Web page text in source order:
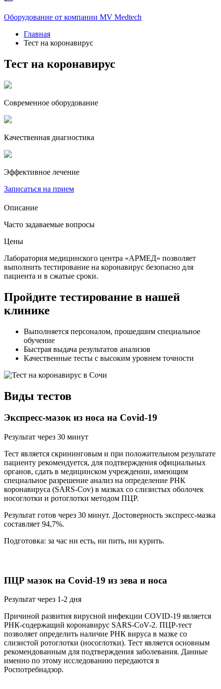
Оборудование от компании MV Medtech
Главная
Тест на коронавирус
Тест на коронавирус
Современное оборудование
Качественная диагностика
Эффективное лечение
Записаться на прием
Описание
Часто задаваемые вопросы
Цены
Лаборатория медицинского центра «АРМЕД» позволяет
выполнить тестирование на коронавирус безопасно для
пациента и в сжатые сроки.
Пройдите тестирование в нашей
клинике
Выполняется персоналом, прошедшим специальное
обучение
Быстрая выдача результатов анализов
Качественные тесты с высоким уровнем точности
Виды тестов
Экспресс-мазок из носа на Covid-19
Результат через 30 минут
Тест является скрининговым и при положительном результате
пациенту рекомендуется, для подтверждения официальных
органов, сдать в медицинском учреждении, имеющим
специальное разрешение анализ на определение РНК
коронавируса (SARS-Cov) в мазках со слизистых оболочек
носоглотки и ротоглотки методом ПЦР.
Результат готов через 30 минут. Достоверность экспресс-мазка
составляет 94,7%.
Подготовка: за час ни есть, ни пить, ни курить.
ПЦР мазок на Covid-19 из зева и носа
Результат через 1-2 дня
Причиной развития вирусной инфекции COVID-19 является
РНК-содержащий коронавирус SARS-CoV-2. ПЦР-тест
позволяет определить наличие РНК вируса в мазке со
слизистой ротоглотки (носоглотки). Тест является основным
рекомендованным для подтверждения заболевания. Данные
именно по этому исследованию передаются в
Роспотребнадзор.